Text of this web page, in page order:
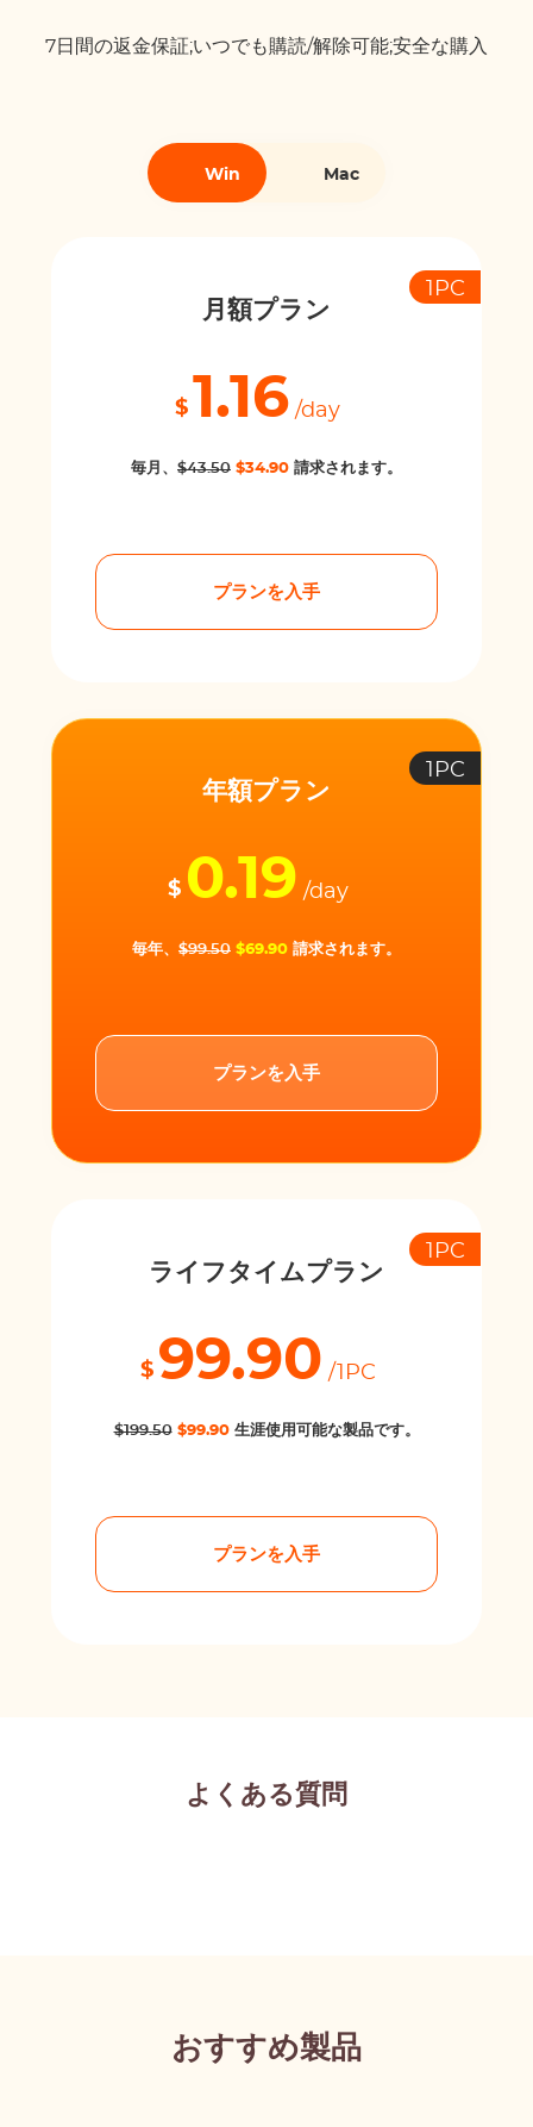
7日間の返金保証;いつでも購読/解除可能;安全な購入
Win Mac
月額プラン
1PC
$ 1.16 /day
毎月、 $43.50 $34.90 請求されます。
プランを入手
年額プラン
1PC
$ 0.19 /day
毎年、 $99.50 $69.90 請求されます。
プランを入手
ライフタイムプラン
1PC
$ 99.90 /1PC
$199.50 $99.90生涯使用可能な製品です。
プランを入手
よくある質問
おすすめ製品